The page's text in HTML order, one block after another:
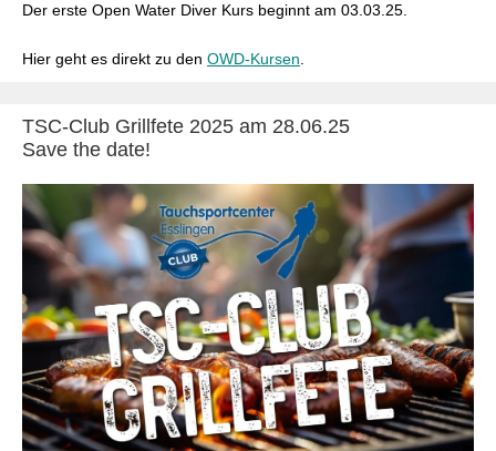
Der erste Open Water Diver Kurs beginnt am 03.03.25.
Hier geht es direkt zu den OWD-Kursen
TSC-Club Grillfete 2025 am 28.06.25
Save the date!